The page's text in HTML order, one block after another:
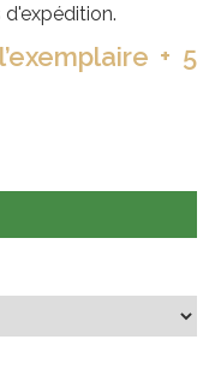
d'expédition.
+ 5